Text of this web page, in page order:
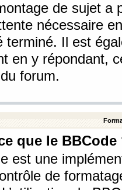
de sujet a
nécessaire
terminé. Il est
en y répondant,
forum.
que le BBCode
est une
de